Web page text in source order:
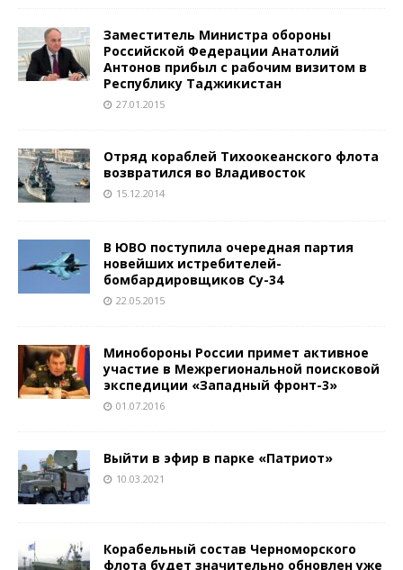
Заместитель Министра обороны
Российской Федерации Анатолий
Антонов прибыл с рабочим визитом в
Республику Таджикистан
27.01.2015
Отряд кораблей Тихоокеанского флота
возвратился во Владивосток
15.12.2014
В ЮВО поступила очередная партия
новейших истребителей-
бомбардировщиков Су-34
22.05.2015
Минобороны России примет активное
участие в Межрегиональной поисковой
экспедиции «Западный фронт-3»
01.07.2016
Выйти в эфир в парке «Патриот»
10.03.2021
Корабельный состав Черноморского
флота будет значительно обновлен уже